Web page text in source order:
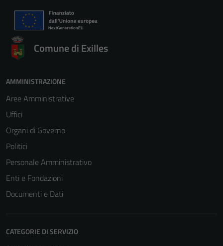
Comune di Exilles
AMMINISTRAZIONE
Aree Amministrative
Uffici
Organi di Governo
Politici
Personale Amministrativo
Enti e Fondazioni
Documenti e Dati
CATEGORIE DI SERVIZIO